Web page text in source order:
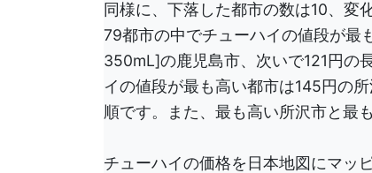
同様に、下落した都市の数は10、変
79都市の中でチューハイの値段が最
350mL]の鹿児島市、次いで121円の
イの値段が最も高い都市は145円の
順です。また、最も高い所沢市と最
チューハイの価格を日本地図にマッ